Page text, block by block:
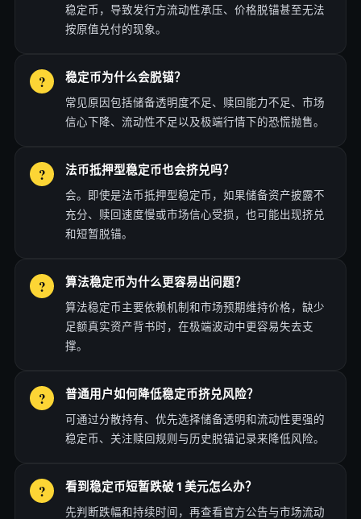
稳定币，导致发行方流动性承压、价格脱锚甚至无法
按原值兑付的现象。
稳定币为什么会脱锚？
常见原因包括储备透明度不足、赎回能力不足、市场
信心下降、流动性不足以及极端行情下的恐慌抛售。
法币抵押型稳定币也会挤兑吗？
会。即使是法币抵押型稳定币，如果储备资产披露不
充分、赎回速度慢或市场信心受损，也可能出现挤兑
和短暂脱锚。
算法稳定币为什么更容易出问题？
算法稳定币主要依赖机制和市场预期维持价格，缺少
足额真实资产背书时，在极端波动中更容易失去支
撑。
普通用户如何降低稳定币挤兑风险？
可通过分散持有、优先选择储备透明和流动性更强的
稳定币、关注赎回规则与历史脱锚记录来降低风险。
看到稳定币短暂跌破 1 美元怎么办？
先判断跌幅和持续时间，再查看官方公告与市场流动